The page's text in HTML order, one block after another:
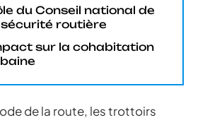
du Conseil national de
sécurité routière
sur la cohabitation
de la route, les trottoirs